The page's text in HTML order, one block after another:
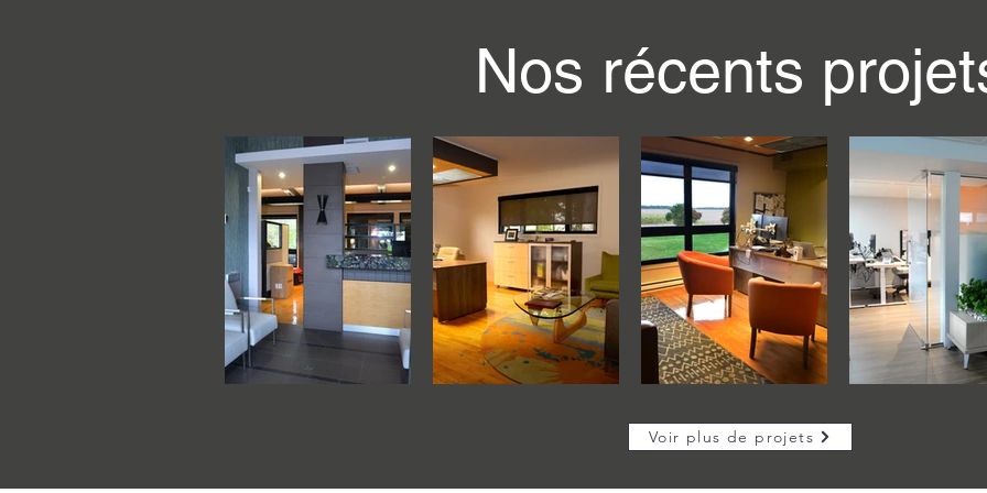
Nos récents
Voir plus de projets